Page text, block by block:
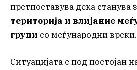
претпоставува дека станува
територија и влијание
групи со меѓународни врски.
Ситуацијата е под постојан